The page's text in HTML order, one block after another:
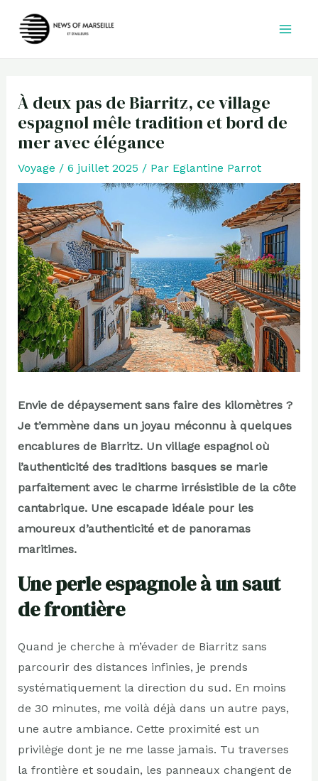
À deux pas de Biarritz, ce village
espagnol mêle tradition et bord de
mer avec élégance
Voyage / 6 juillet 2025 / Par Eglantine Parrot
Envie de dépaysement sans faire des kilomètres ?
Je t’emmène dans un joyau méconnu à quelques
encablures de Biarritz. Un village espagnol où
l’authenticité des traditions basques se marie
parfaitement avec le charme irrésistible de la côte
cantabrique. Une escapade idéale pour les
amoureux d’authenticité et de panoramas
maritimes.
Une perle espagnole à un saut
de frontière
Quand je cherche à m’évader de Biarritz sans
parcourir des distances infinies, je prends
systématiquement la direction du sud. En moins
de 30 minutes, me voilà déjà dans un autre pays,
une autre ambiance. Cette proximité est un
privilège dont je ne me lasse jamais. Tu traverses
la frontière et soudain, les panneaux changent de